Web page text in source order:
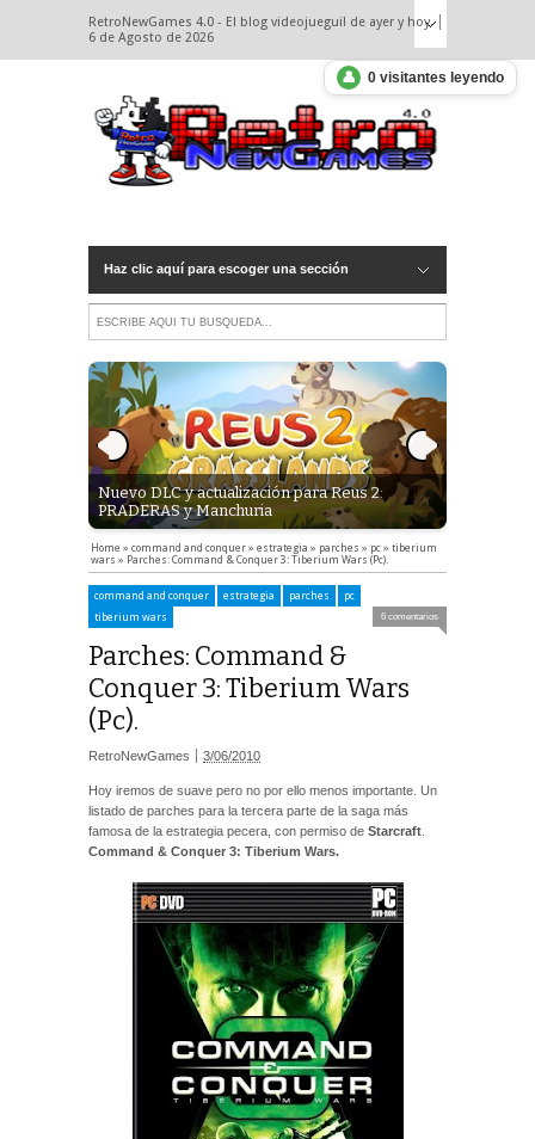
RetroNewGames 4.0 - El blog videojueguil de ayer y hoy.
6 de Agosto de 2026
Haz clic aquí para escoger una sección
Nuevo DLC y actualización para Reus 2:
PRADERAS y Manchuria
Home » command and conquer » estrategia » parches » pc » tiberium
wars » Parches: Command & Conquer 3: Tiberium Wars (Pc).
command and conquer estrategia parches
pc
tiberium wars
6 comentarios
Parches: Command &
Conquer 3: Tiberium Wars
(Pc).
3/06/2010
RetroNewGames
Hoy iremos de suave pero no por ello menos importante. Un
listado de parches para la tercera parte de la saga más
famosa de la estrategia pecera, con permiso de Starcraft
Command & Conquer 3: Tiberium Wars.
👤 0 visitantes leyendo